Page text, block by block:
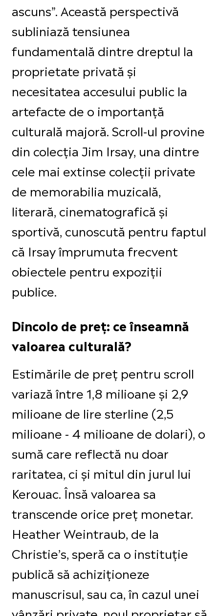
ascuns”. Această perspectivă
subliniază tensiunea
fundamentală dintre dreptul la
proprietate privată și
necesitatea accesului public la
artefacte de o importanță
culturală majoră. Scroll-ul provine
din colecția Jim Irsay, una dintre
cele mai extinse colecții private
de memorabilia muzicală,
literară, cinematografică și
sportivă, cunoscută pentru faptul
că Irsay împrumuta frecvent
obiectele pentru expoziții
publice.
Dincolo de preț: ce înseamnă
valoarea culturală?
Estimările de preț pentru scroll
variază între 1,8 milioane și 2,9
milioane de lire sterline (2,5
milioane - 4 milioane de dolari), o
sumă care reflectă nu doar
raritatea, ci și mitul din jurul lui
Kerouac. Însă valoarea sa
transcende orice preț monetar.
Heather Weintraub, de la
Christie’s, speră ca o instituție
publică să achiziționeze
manuscrisul, sau ca, în cazul unei